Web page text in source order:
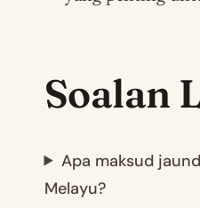
Soalan
Apa maksud
Melayu?